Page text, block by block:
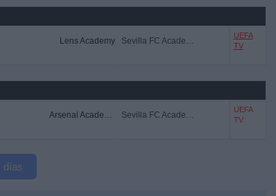
Lens Academy Sevilla FC Academy
UEFA
TV
Arsenal Academy Sevilla FC Academy
UEFA
TV
días